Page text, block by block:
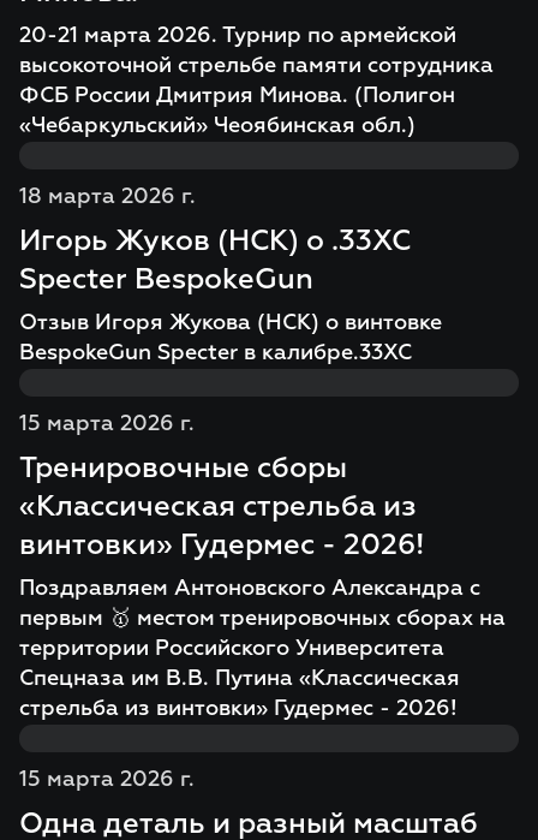
20-21 марта 2026. Турнир по армейской
высокоточной стрельбе памяти сотрудника
ФСБ России Дмитрия Минова. (Полигон
«Чебаркульский» Чеоябинская обл.)
18 марта 2026 г.
Игорь Жуков (НСК) о .33XC
Specter BespokeGun
Отзыв Игоря Жукова (НСК) о винтовке
BespokeGun Specter в калибре.33XC
15 марта 2026 г.
Тренировочные сборы
«Классическая стрельба из
винтовки» Гудермес - 2026!
Поздравляем Антоновского Александра с
первым 🥇 местом тренировочных сборах на
территории Российского Университета
Спецназа им В.В. Путина «Классическая
стрельба из винтовки» Гудермес - 2026!
15 марта 2026 г.
Одна деталь и разный масштаб